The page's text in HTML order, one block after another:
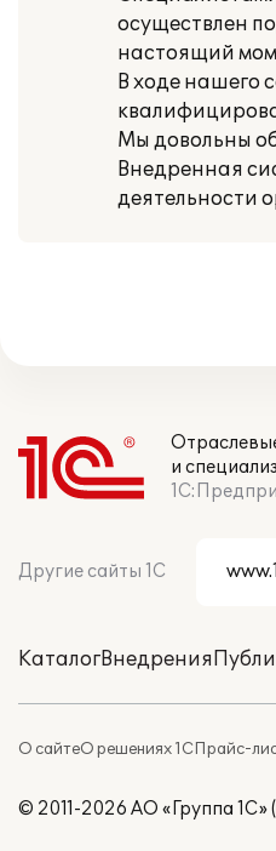
осуществлен
настоящий
В ходе нашего
Мы довольны
Внедренная
деятельности
и
Другие сайты 1С
КаталогВнедрения
О сайтеО решениях 1СПрайс-
© 2011-2026 АО «Группа